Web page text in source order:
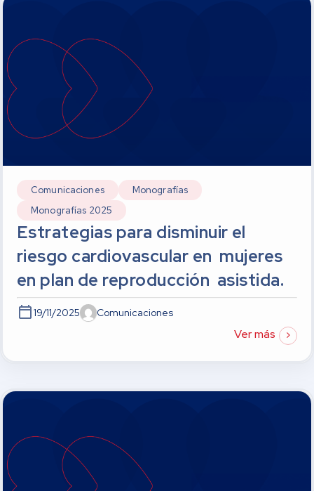
Comunicaciones
Monografías
Monografías 2025
Estrategias para disminuir el
riesgo cardiovascular en mujeres
en plan de reproducción asistida.
19/11/2025 Comunicaciones
Ver más